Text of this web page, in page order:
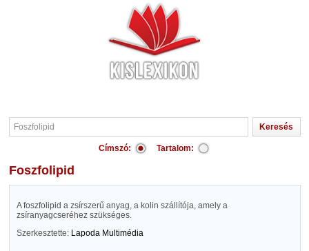
Címszó: Tartalom:
Foszfolipid
A foszfolipid a zsírszerű anyag, a kolin szállítója, amely a
zsíranyagcseréhez szükséges.
Szerkesztette: Lapoda Multimédia